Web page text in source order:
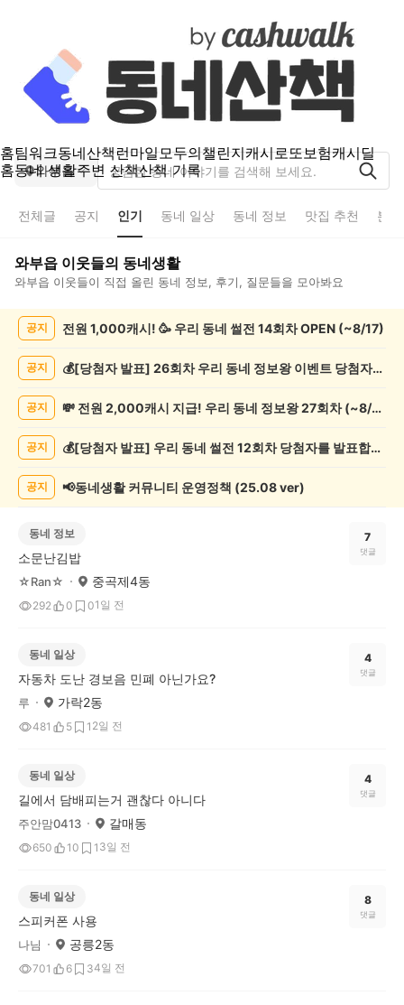
홈팀워크동네산책런마일모두의챌린지캐시로또보험캐시딜
홈동네 생활주변 산책산책 기록
와부읍
전체글 공지 인기 동네 일상 동네 정보 맛집 추천 분
와부읍 이웃들의 동네생활
와부읍 이웃들이 직접 올린 동네 정보, 후기, 질문들을 모아봐요
공지 전원 1,000캐시! 🥳 우리 동네 썰전 14회차 OPEN (~8/17)
공지 💰[당첨자 발표] 26회차 우리 동네 정보왕 이벤트 당첨자를 발표합니다!
공지 💸 전원 2,000캐시 지급! 우리 동네 정보왕 27회차 (~8/10)
공지 💰[당첨자 발표] 우리 동네 썰전 12회차 당첨자를 발표합니다!
공지 📢동네생활 커뮤니티 운영정책 (25.08 ver)
동네 정보
소문난김밥
☆Ran☆ 중곡제4동
292 0 01일 전
7
댓글
동네 일상
자동차 도난 경보음 민폐 아닌가요?
루 가락2동
481 5 1 2일 전
4
댓글
동네 일상
길에서 담배피는거 괜찮다 아니다
주안맘0413 갈매동
650 10 1 3일 전
4
댓글
동네 일상
스피커폰 사용
나님 공릉2동
701 6 34일 전
8
댓글